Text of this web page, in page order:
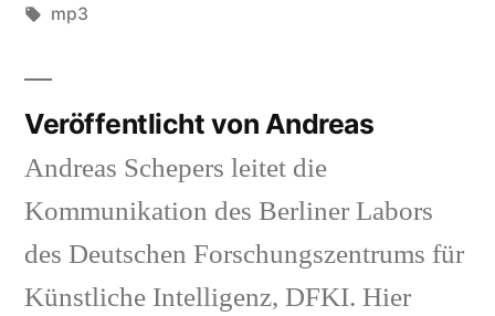
von
Schlagwörter:
mp3
Veröffentlicht von Andreas
Andreas Schepers leitet die
Kommunikation des Berliner Labors
des Deutschen Forschungszentrums für
Künstliche Intelligenz, DFKI. Hier